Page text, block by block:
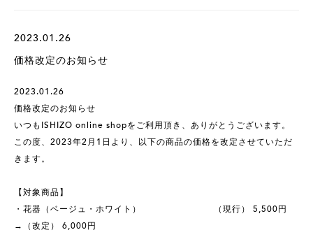
2023.01.26
価格改定のお知らせ
2023.01.26
価格改定のお知らせ
いつもISHIZO online shopをご利用頂き、ありがとうございます。
この度、2023年2月1日より、以下の商品の価格を改定させていただ
きます。
【対象商品】
・花器（ベージュ・ホワイト） （現行） 5,500円
→（改定） 6,000円